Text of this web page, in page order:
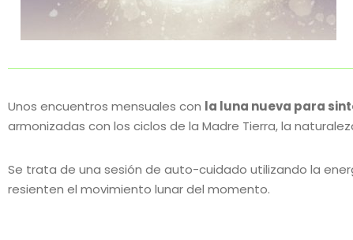
Unos encuentros mensuales con la luna nueva para
armonizadas con los ciclos de la Madre Tierra, la
Se trata de una sesión de auto-cuidado utilizando la
resienten el movimiento lunar del momento.